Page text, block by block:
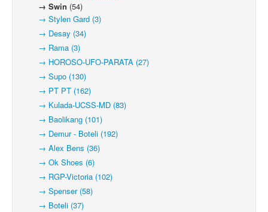
→ Swin (54)
→ Stylen Gard (3)
→ Desay (34)
→ Rama (3)
→ HOROSO-UFO-PARATA (27)
→ Supo (130)
→ PT PT (162)
→ Kulada-UCSS-MD (83)
→ Baolikang (101)
→ Demur - Boteli (192)
→ Alex Bens (36)
→ Ok Shoes (6)
→ RGP-Victoria (102)
→ Spenser (58)
→ Boteli (37)